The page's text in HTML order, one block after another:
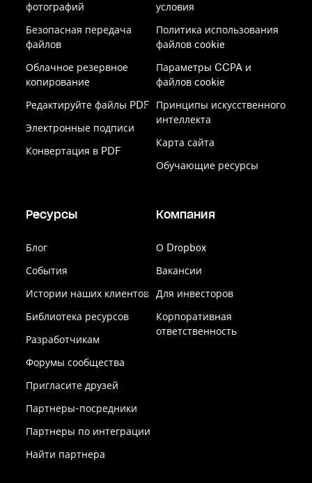
фотографий
Безопасная передача
файлов
Облачное резервное
копирование
Редактируйте файлы PDF
Электронные подписи
Конвертация в PDF
условия
Политика использования
файлов cookie
Параметры CCPA и
файлов cookie
Принципы искусственного
интеллекта
Карта сайта
Обучающие ресурсы
Ресурсы
Блог
События
Истории наших клиентов
Библиотека ресурсов
Разработчикам
Форумы сообщества
Пригласите друзей
Партнеры-посредники
Партнеры по интеграции
Найти партнера
Компания
О Dropbox
Вакансии
Для инвесторов
Корпоративная
ответственность